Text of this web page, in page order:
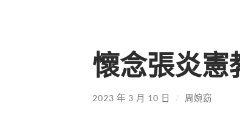
懷念張炎憲
2023 年 3 月 10 日 / 周婉窈